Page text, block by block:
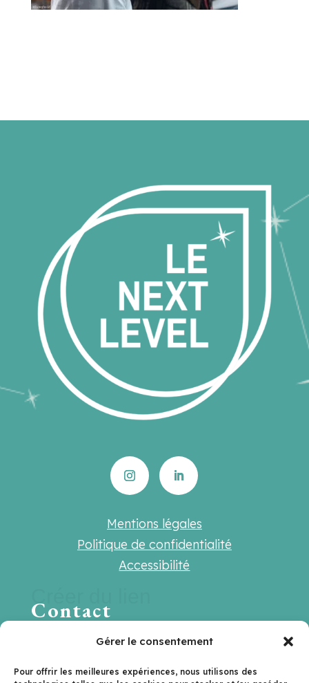
Gérer le consentement
Pour offrir les meilleures expériences, nous utilisons des
Mentions légales
Politique de confidentialité
Accessibilité
Contact
Une question ? Une suggestion ? Une